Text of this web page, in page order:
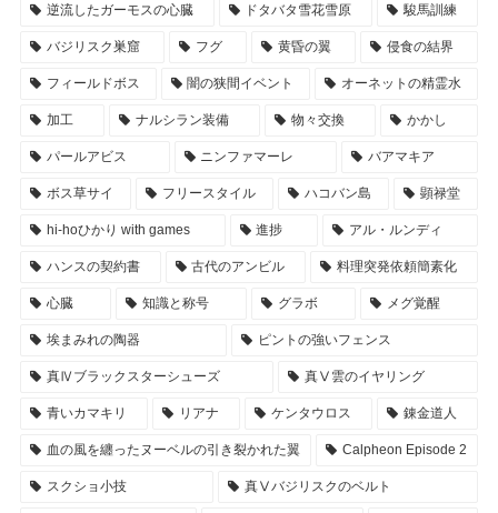
逆流したガーモスの心臓 ドタバタ雪花雪原 駿馬訓練
バジリスク巣窟 フグ 黄昏の翼 侵食の結界
フィールドボス 闇の狭間イベント オーネットの精霊水
加工 ナルシラン装備 物々交換 かかし
パールアビス ニンファマーレ バアマキア
ボス草サイ フリースタイル ハコバン島 顕禄堂
hi-hoひかり with games 進捗 アル・ルンディ
ハンスの契約書 古代のアンビル 料理突発依頼簡素化
心臓 知識と称号 グラボ メグ覚醒
埃まみれの陶器 ピントの強いフェンス
真Ⅳブラックスターシューズ 真Ⅴ雲のイヤリング
青いカマキリ リアナ ケンタウロス 錬金道人
血の風を纏ったヌーベルの引き裂かれた翼 Calpheon Episode 2
スクショ小技 真Ⅴバジリスクのベルト